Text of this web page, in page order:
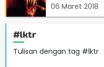
06 Maret 2018
#lktr
Tulisan dengan tag #lktr